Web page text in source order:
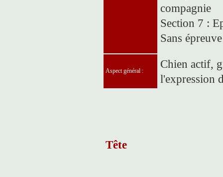
compagnie
Section 7 :
Sans
Aspect général :
Chien actif,
l'expression
Tête